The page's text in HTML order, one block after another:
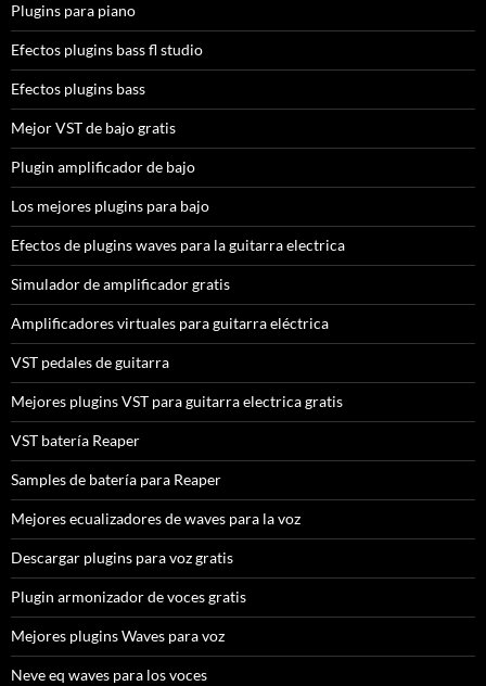
Plugins para piano
Efectos plugins bass fl studio
Efectos plugins bass
Mejor VST de bajo gratis
Plugin amplificador de bajo
Los mejores plugins para bajo
Efectos de plugins waves para la guitarra electrica
Simulador de amplificador gratis
Amplificadores virtuales para guitarra eléctrica
VST pedales de guitarra
Mejores plugins VST para guitarra electrica gratis
VST batería Reaper
Samples de batería para Reaper
Mejores ecualizadores de waves para la voz
Descargar plugins para voz gratis
Plugin armonizador de voces gratis
Mejores plugins Waves para voz
Neve eq waves para los voces